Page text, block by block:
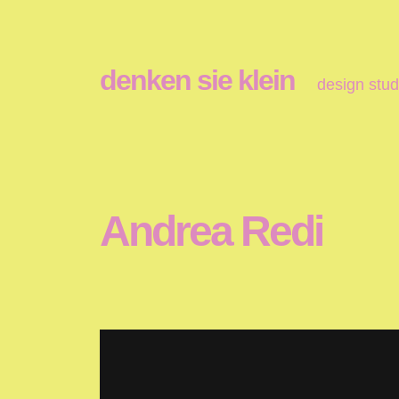
denken sie klein design
Andrea Redi